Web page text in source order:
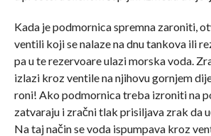
Kada je podmornica spremna zaroniti,
ventili koji se nalaze na dnu tankova ili
pa u te rezervoare ulazi morska voda.
izlazi kroz ventile na njihovu gornjem
roni! Ako podmornica treba izroniti na
zatvaraju i zračni tlak prisiljava zrak da
Na taj način se voda ispumpava kroz